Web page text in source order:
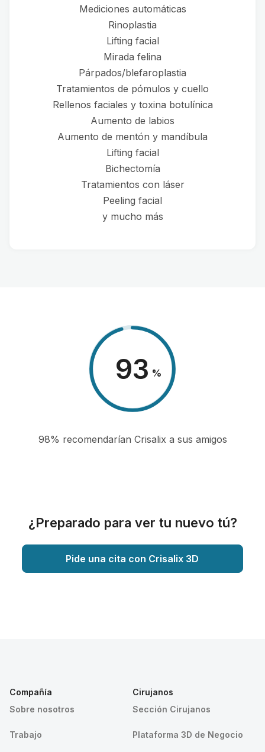
Mediciones automáticas
Rinoplastia
Lifting facial
Mirada felina
Párpados/blefaroplastia
Tratamientos de pómulos y cuello
Rellenos faciales y toxina botulínica
Aumento de labios
Aumento de mentón y mandíbula
Lifting facial
Bichectomía
Tratamientos con láser
Peeling facial
y mucho más
98 %
98% recomendarían Crisalix a sus amigos
¿Preparado para ver tu nuevo tú?
Pide una cita con Crisalix 3D
Compañía
Sobre nosotros
Trabajo
Cirujanos
Sección Cirujanos
Plataforma 3D de Negocio